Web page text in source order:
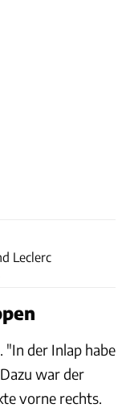
Leclerc
"In der Inlap habe
war der
vorne rechts.